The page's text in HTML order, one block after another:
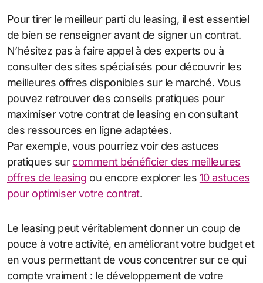
Pour tirer le meilleur parti du leasing, il est essentiel
de bien se renseigner avant de signer un contrat.
N’hésitez pas à faire appel à des experts ou à
consulter des sites spécialisés pour découvrir les
meilleures offres disponibles sur le marché. Vous
pouvez retrouver des conseils pratiques pour
maximiser votre contrat de leasing en consultant
des ressources en ligne adaptées.
Par exemple, vous pourriez voir des astuces
pratiques surcomment bénéficier des meilleures
offres de leasing ou encore explorer les 10 astuces
pour optimiser votre contrat.
Le leasing peut véritablement donner un coup de
pouce à votre activité, en améliorant votre budget et
en vous permettant de vous concentrer sur ce qui
compte vraiment : le développement de votre